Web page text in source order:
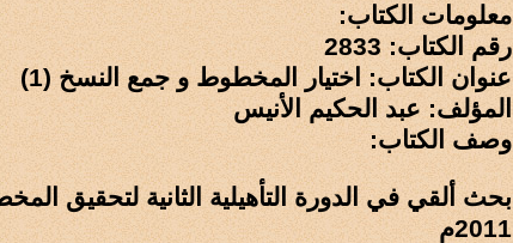
معلومات الكتاب:
رقم الكتاب: 2833
عنوان الكتاب: اختيار المخطوط و جمع النسخ (1)
المؤلف: عبد الحكيم الأنيس
وصف الكتاب:
بحث ألقي في الدورة التأهيلية الثانية لتحقيق
2011م